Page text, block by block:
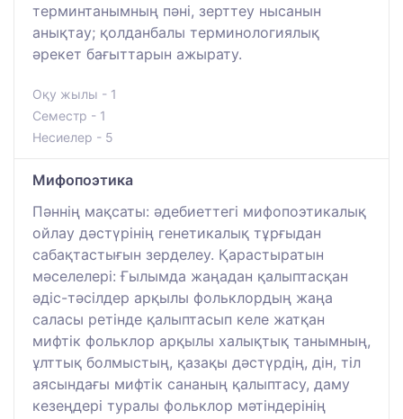
терминтанымның пәні, зерттеу нысанын
анықтау; қолданбалы терминологиялық
әрекет бағыттарын ажырату.
Оқу жылы - 1
Семестр - 1
Несиелер - 5
Мифопоэтика
Пәннің мақсаты: әдебиеттегі мифопоэтикалық
ойлау дәстүрінің генетикалық тұрғыдан
сабақтастығын зерделеу. Қарастыратын
мәселелері: Ғылымда жаңадан қалыптасқан
әдіс-тәсілдер арқылы фольклордың жаңа
саласы ретінде қалыптасып келе жатқан
мифтік фольклор арқылы халықтық танымның,
ұлттық болмыстың, қазақы дәстүрдің, дін, тіл
аясындағы мифтік сананың қалыптасу, даму
кезеңдері туралы фольклор мәтіндерінің